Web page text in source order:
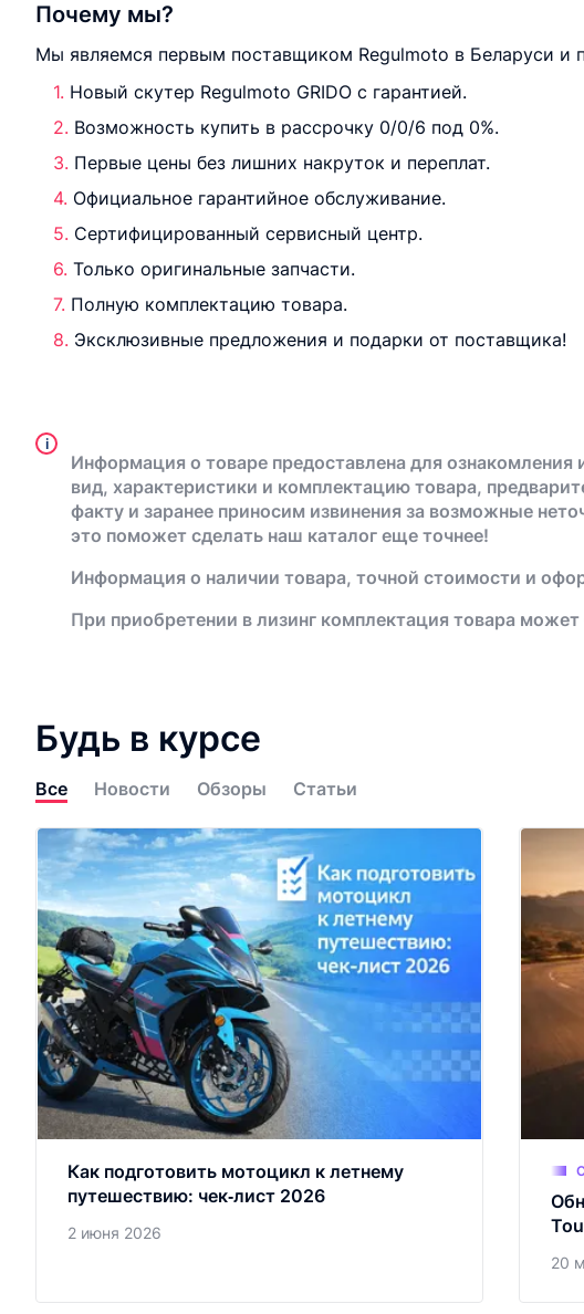
Почему мы?
Мы являемся первым поставщиком Regulmoto в Беларуси и
Новый cкутер Regulmoto GRIDO с гарантией.
Возможность купить в рассрочку 0/0/6 под 0%.
Первые цены без лишних накруток и переплат.
Официальное гарантийное обслуживание.
Сертифицированный сервисный центр.
Только оригинальные запчасти.
Полную комплектацию товара.
Эксклюзивные предложения и подарки от поставщика!
i
Информация о товаре предоставлена для
вид, характеристики и комплектацию товара,
факту и заранее приносим извинения за возможные
это поможет сделать наш каталог еще точнее!
Информация о наличии товара, точной стоимости и
При приобретении в лизинг комплектация товара
Будь в курсе
Все Новости Обзоры Статьи
Как подготовить мотоцикл к летнему
путешествию: чек‑лист 2026
2 июня 2026
20